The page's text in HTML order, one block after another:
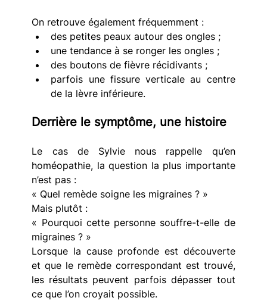
On retrouve également fréquemment :
des petites peaux autour des ongles ;
une tendance à se ronger les ongles ;
des boutons de fièvre récidivants ;
parfois une fissure verticale au centre
de la lèvre inférieure.
Derrière le symptôme, une histoire
Le cas de Sylvie nous rappelle qu’en
homéopathie, la question la plus importante
n’est pas :
« Quel remède soigne les migraines ? »
Mais plutôt :
« Pourquoi cette personne souffre-t-elle de
migraines ? »
Lorsque la cause profonde est découverte
et que le remède correspondant est trouvé,
les résultats peuvent parfois dépasser tout
ce que l’on croyait possible.